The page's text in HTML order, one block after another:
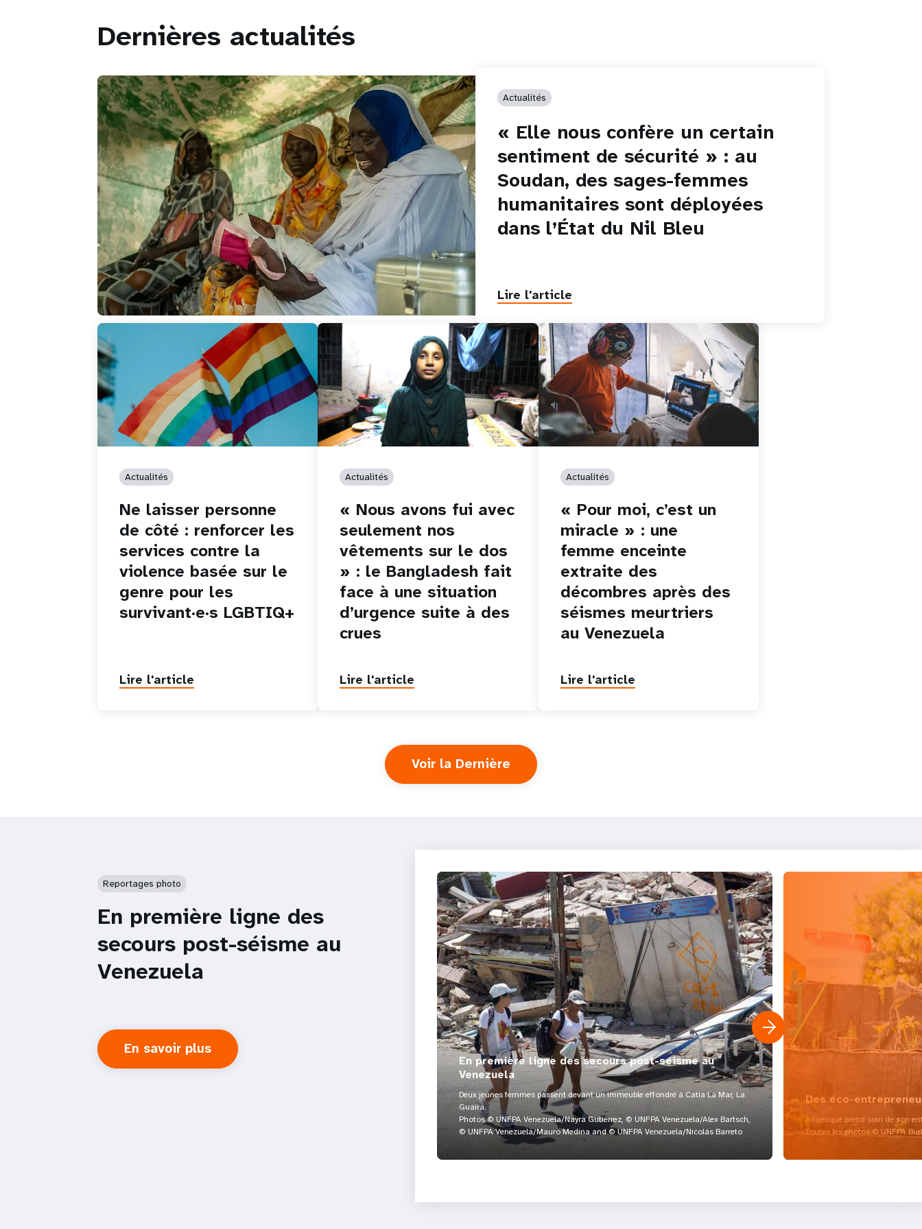
Dernières actualités
Actualités
« Elle nous confère un certain
sentiment de sécurité » : au
Soudan, des sages-femmes
humanitaires sont déployées
dans l’État du Nil Bleu
Lire l'article
Actualités
Ne laisser personne
de côté : renforcer les
services contre la
violence basée sur le
genre pour les
survivant·e·s LGBTIQ+
Lire l'article
Actualités
« Nous avons fui avec
seulement nos
vêtements sur le dos
» : le Bangladesh fait
face à une situation
d’urgence suite à des
crues
Lire l'article
Actualités
« Pour moi, c’est un
miracle » : une
femme enceinte
extraite des
décombres après des
séismes meurtriers
au Venezuela
Lire l'article
Voir la Dernière
Reportages photo
En première ligne des
secours post-séisme au
Venezuela
En savoir plus
about
En
En première ligne des secours post-séisme au
Venezuela
Deux jeunes femmes passent devant un immeuble effondré à Catia La Mar, La
Guaira.
Photos © UNFPA Venezuela/Nayra Gutiérrez, © UNFPA Venezuela/Alex Bartsch,
© UNFPA Venezuela/Mauro Medina and © UNFPA Venezuela/Nicolás Barreto
Des éco-
Angélique prend soin de son
Toutes les photos © UNFPA